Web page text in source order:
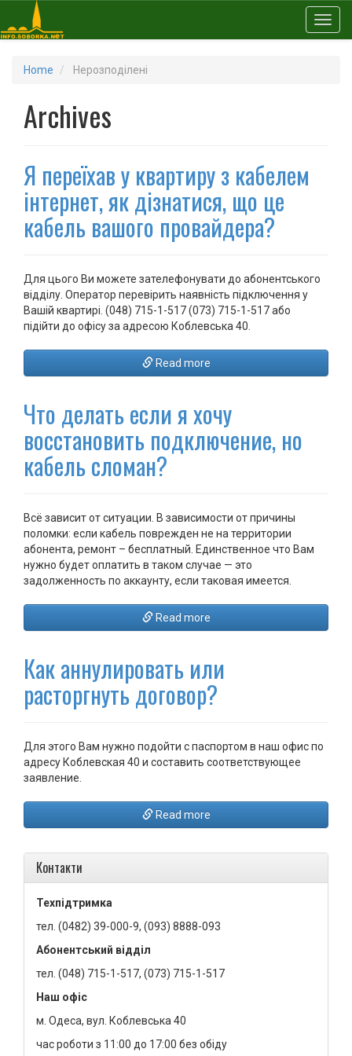
Home Нерозподілені
Archives
Я переїхав у квартиру з кабелем
інтернет, як дізнатися, що це
кабель вашого провайдера?
Для цього Ви можете зателефонувати до абонентського
відділу. Оператор перевірить наявність підключення у
Вашій квартирі. (048) 715-1-517 (073) 715-1-517 або
підійти до офісу за адресою Коблевська 40.
Read more
Что делать если я хочу
восстановить подключение, но
кабель сломан?
Всё зависит от ситуации. В зависимости от причины
поломки: если кабель поврежден не на территории
абонента, ремонт – бесплатный. Единственное что Вам
нужно будет оплатить в таком случае — это
задолженность по аккаунту, если таковая имеется.
Read more
Как аннулировать или
расторгнуть договор?
Для этого Вам нужно подойти с паспортом в наш офис по
адресу Коблевская 40 и составить соответствующее
заявление.
Read more
Контакти
Техпідтримка
тел. (0482) 39-000-9, (093) 8888-093
Абонентський відділ
тел. (048) 715-1-517, (073) 715-1-517
Наш офіс
м. Одеса, вул. Коблевська 40
час роботи з 11:00 до 17:00 без обіду